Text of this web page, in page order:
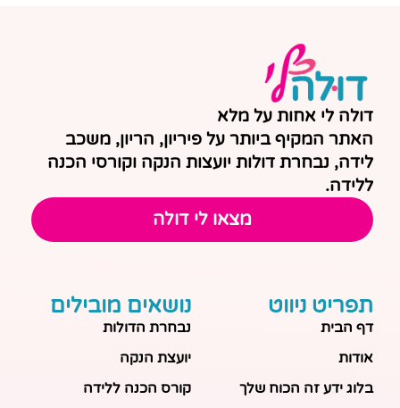
דולה לי אחות על מלא
האתר המקיף ביותר על פיריון, הריון, משכב
לידה, נבחרת דולות יועצות הנקה וקורסי הכנה
ללידה.
מצאו לי דולה
תפריט ניווט
דף הבית
אודות
בלוג ידע זה הכוח שלך
נושאים מובילים
נבחרת הדולות
יועצת הנקה
קורס הכנה ללידה